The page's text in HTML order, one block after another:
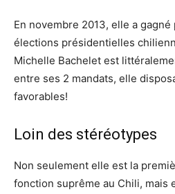
En novembre 2013, elle a
élections présidentielles
Michelle Bachelet est
entre ses 2 mandats, elle
favorables!
Loin des stéréotypes
Non seulement elle est la
fonction suprême au Chili, mais